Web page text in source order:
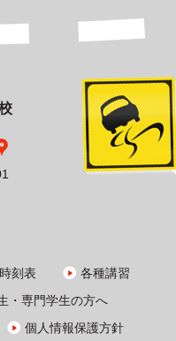
刻表
各種講習
・ 専門学生の方へ
個人情報保護方針